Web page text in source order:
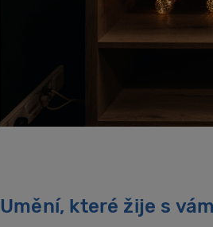
Umění, které žije s